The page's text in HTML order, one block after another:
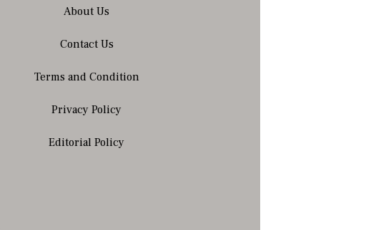
About Us
Contact Us
Terms and Condition
Privacy Policy
Editorial Policy